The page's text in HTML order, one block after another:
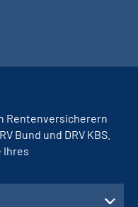
Rentenversicherern
Bund und DRV KBS.
Ihres